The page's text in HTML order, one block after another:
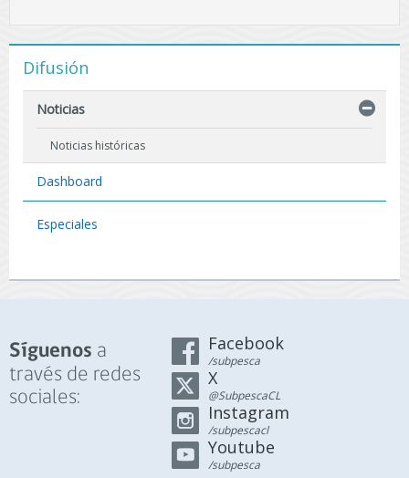
Difusión
Noticias
Noticias históricas
Dashboard
Especiales
Síguenos a
través de redes
sociales:
Facebook
/subpesca
X
@SubpescaCL
Instagram
/subpescacl
Youtube
/subpesca